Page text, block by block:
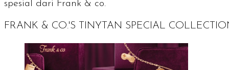
spesial dari Frank & co.
FRANK & CO.'S TINYTAN SPECIAL